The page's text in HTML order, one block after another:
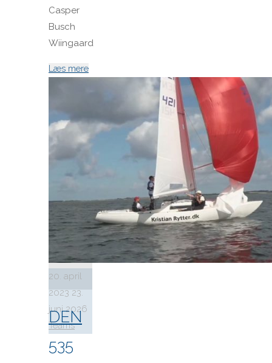
Casper
Busch
Wiingaard
Læs mere"DEN
SneHvide"
20. april
2023 23.
juni 2026
Teams
DEN
535